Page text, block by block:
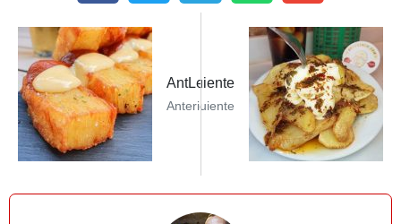
AntLeer Post AnteriorEl Mamón
Anterior
PostL’escopinya i el CucoSiguiente
Siguiente